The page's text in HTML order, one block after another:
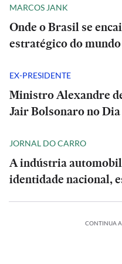
MARCOS JANK
Onde o Brasil se
estratégico do
EX-PRESIDENTE
Ministro Alexandre
Jair Bolsonaro no Dia
JORNAL DO CARRO
A indústria
identidade nacional,
CONTINUA